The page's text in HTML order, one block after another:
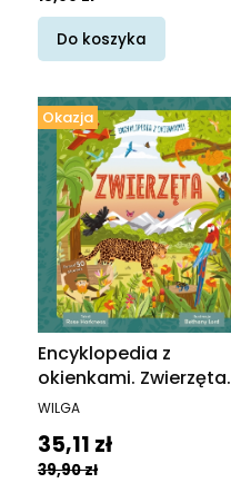
Do koszyka
Okazja
Encyklopedia z
okienkami. Zwierzęta.
Encyklopedia z
PRODUCENT
WILGA
Cena promocyjna
35,11 zł
39,90 zł